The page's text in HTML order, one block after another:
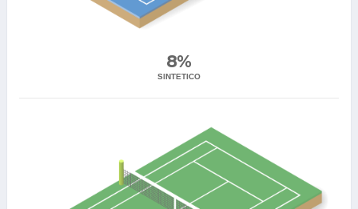
8%
SINTETICO